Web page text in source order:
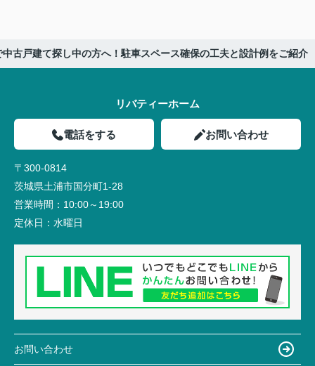
中古戸建て探し中の方へ！駐車スペース確保の工夫と設計例をご紹介
リバティーホーム
電話をする お問い合わせ
〒300-0814
茨城県土浦市国分町1-28
営業時間： 10:00～19:00
定休日： 水曜日
お問い合わせ